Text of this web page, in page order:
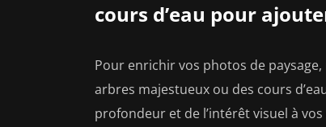
cours d’eau pour
Pour enrichir vos photos de
arbres majestueux ou des cours
profondeur et de l’intérêt visuel à